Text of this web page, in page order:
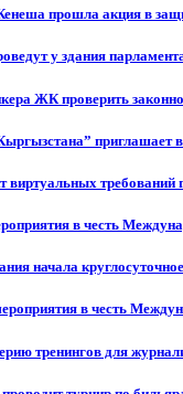
прошла акция в
у здания
ЖК проверить
приглашает
виртуальных требований
в честь
начала
в честь
тренингов для